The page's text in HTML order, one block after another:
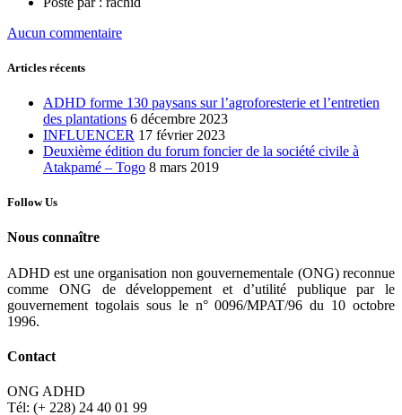
Aucun commentaire
Articles récents
ADHD forme 130 paysans sur l’agroforesterie et l’entretien
des plantations 6 décembre 2023
INFLUENCER 17 février 2023
Deuxième édition du forum foncier de la société civile à
Atakpamé – Togo 8 mars 2019
Follow Us
Nous connaître
ADHD est une organisation non gouvernementale (ONG) reconnue
comme ONG de développement et d’utilité publique par le
gouvernement togolais sous le n° 0096/MPAT/96 du 10 octobre
1996.
Contact
ONG ADHD
Tél: (+ 228) 24 40 01 99